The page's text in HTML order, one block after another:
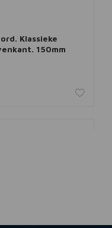
Klassieke
150mm